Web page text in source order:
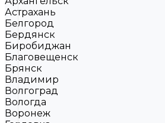
Астрахань
Белгород
Бердянск
Биробиджан
Благовещенск
Брянск
Владимир
Волгоград
Вологда
Воронеж